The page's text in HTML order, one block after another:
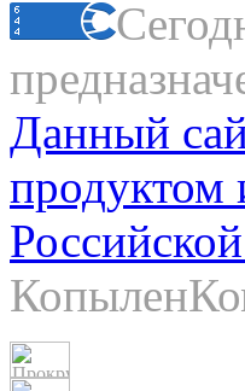
Данный
продуктом